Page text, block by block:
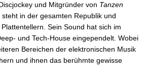
und Mitgründer von Tanzen
in der gesamten Republik und
Sein Sound hat sich im
und Tech-House eingependelt. Wobei
Bereichen der elektronischen Musik
und ihnen das berühmte gewisse